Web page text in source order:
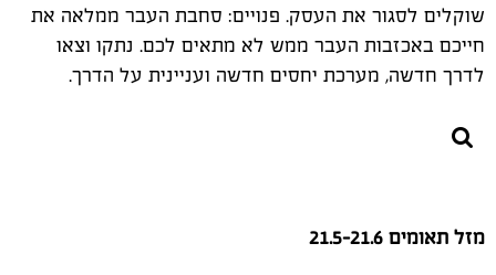
שוקלים לסגור את העסק. פנויים: סחבת העבר ממלאה את
חייכם באכזבות העבר ממש לא מתאים לכם. נתקו וצאו
לדרך חדשה, מערכת יחסים חדשה ועניינית על הדרך.
מזל תאומים 21.5-21.6